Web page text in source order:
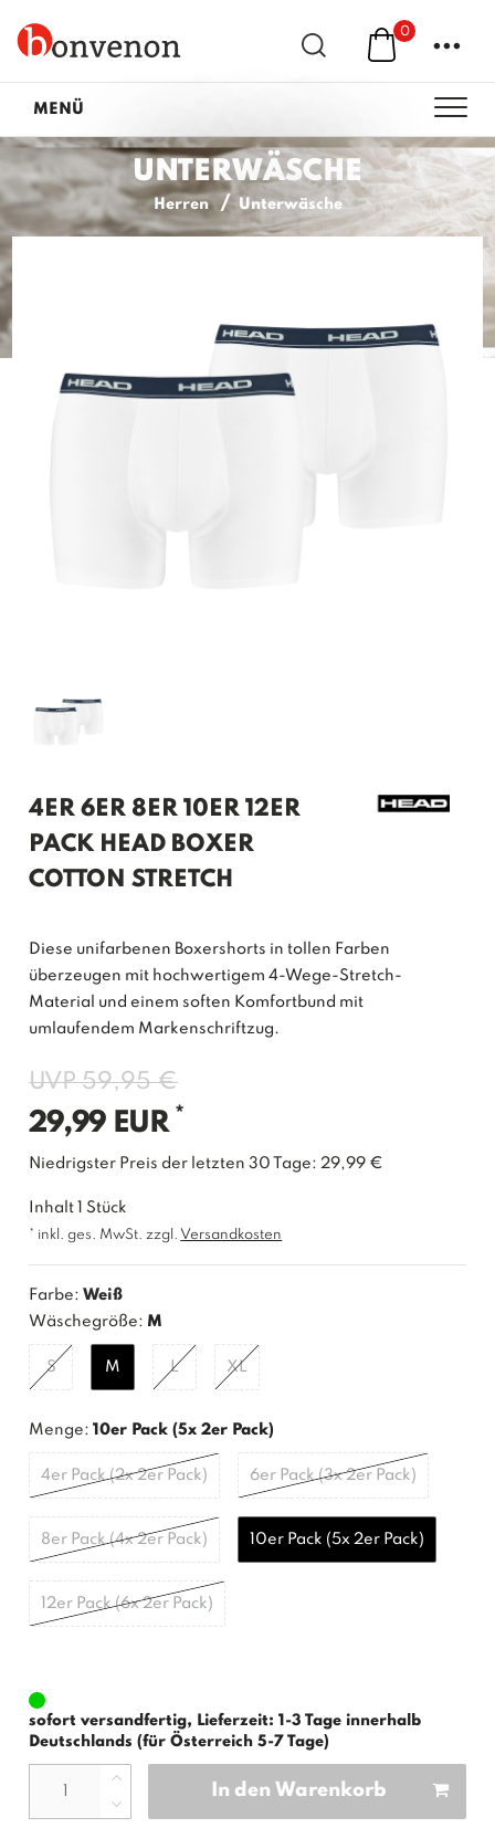
0 ...
MENÜ
UNTERWÄSCHE
Herren Unterwäsche
4ER 6ER 8ER 10ER 12ER
PACK HEAD BOXER
COTTON STRETCH
Diese unifarbenen Boxershorts in tollen Farben
überzeugen mit hochwertigem 4-Wege-Stretch-
Material und einem soften Komfortbund mit
umlaufendem Markenschriftzug.
UVP 59,95 €
29,99 EUR *
Niedrigster Preis der letzten 30 Tage: 29,99 €
Inhalt1Stück
* inkl. ges. MwSt. zzgl. Versandkosten
Farbe:Weiß
Wäschegröße: M
S M L XL
Menge: 10er Pack (5x 2er Pack)
4er Pack (2x 2er Pack) 6er Pack (3x 2er Pack)
8er Pack (4x 2er Pack) 10er Pack (5x 2er Pack)
12er Pack (6x 2er Pack)
sofort versandfertig, Lieferzeit: 1-3 Tage innerhalb
Deutschlands (für Österreich 5-7 Tage)
In den Warenkorb